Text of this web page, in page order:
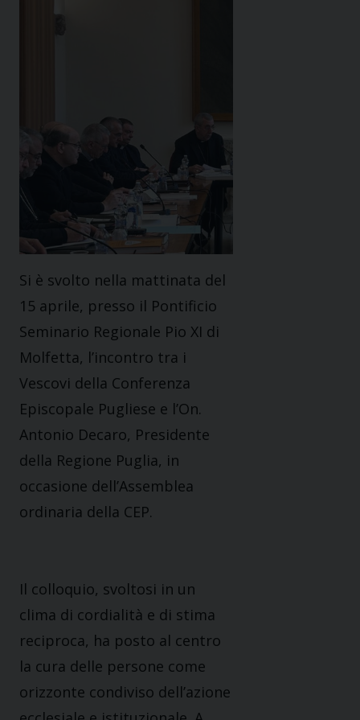
Si è svolto nella mattinata del
15 aprile, presso il Pontificio
Seminario Regionale Pio XI di
Molfetta, l’incontro tra i
Vescovi della Conferenza
Episcopale Pugliese e l’On.
Antonio Decaro, Presidente
della Regione Puglia, in
occasione dell’Assemblea
ordinaria della CEP.
Il colloquio, svoltosi in un
clima di cordialità e di stima
reciproca, ha posto al centro
la cura delle persone come
orizzonte condiviso dell’azione